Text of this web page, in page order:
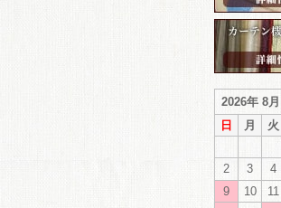
2026年 8月
日
月 火
2
3 4
9
10 11